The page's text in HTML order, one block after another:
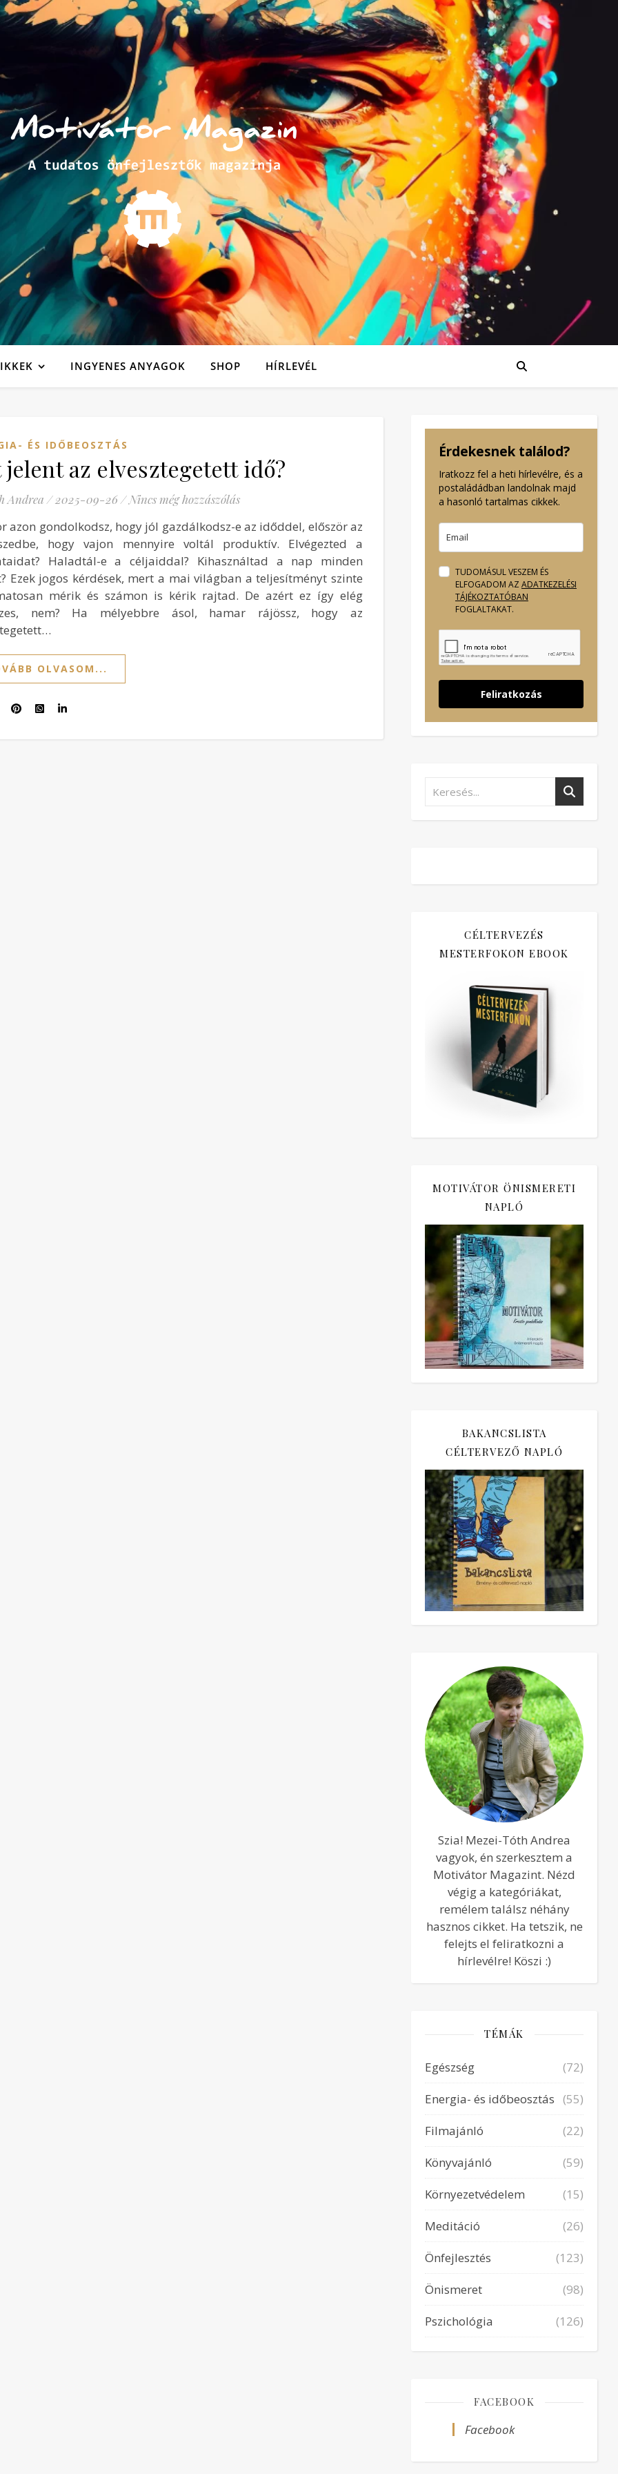
INGYENES ANYAGOK SHOP HÍRLEVÉL
ÉS IDŐBEOSZTÁS
az elvesztegetett idő?
Andrea / 2025-09-26/ Nincs még hozzászólás
azon gondolkodsz, hogy jól gazdálkodsz-e az időddel, először az
hogy vajon mennyire voltál produktív. Elvégezted a
Haladtál-e a céljaiddal? Kihasználtad a nap minden
Ezek jogos kérdések, mert a mai világban a teljesítményt szinte
mérik és számon is kérik rajtad. De azért ez így elég
nem? Ha mélyebbre ásol, hamar rájössz, hogy az
OLVASOM...
Érdekesnek találod?
Iratkozz fel a heti hírlevélre, és a
postaládádban landolnak majd
a hasonló tartalmas cikkek.
TUDOMÁSUL VESZEM ÉS
ELFOGADOM AZ ADATKEZELÉSI
TÁJÉKOZTATÓBAN
FOGLALTAKAT.
Feliratkozás
CÉLTERVEZÉS
MESTERFOKON EBOOK
MOTIVÁTOR ÖNISMERETI
NAPLÓ
BAKANCSLISTA
CÉLTERVEZŐ NAPLÓ
Szia! Mezei-Tóth Andrea
vagyok, én szerkesztem a
Motivátor Magazint. Nézd
végig a kategóriákat,
remélem találsz néhány
hasznos cikket. Ha tetszik, ne
felejts el feliratkozni a
hírlevélre! Köszi :)
TÉMÁK
Egészség
(72)
Energia- és időbeosztás (55)
Filmajánló
(22)
Könyvajánló
(59)
Környezetvédelem
(15)
Meditáció
(26)
Önfejlesztés
(123)
Önismeret
(98)
Pszichológia
(126)
FACEBOOK
Facebook